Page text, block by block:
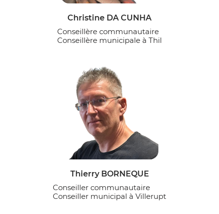
Christine DA CUNHA
Conseillère communautaire
Conseillère municipale à Thil
Thierry BORNEQUE
Conseiller communautaire
Conseiller municipal à Villerupt